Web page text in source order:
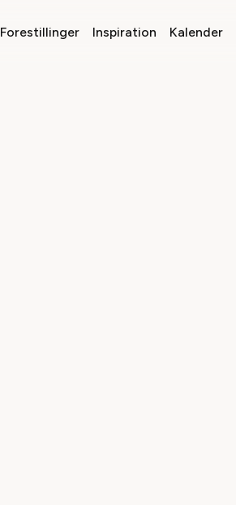
Forestillinger Inspiration Kalender